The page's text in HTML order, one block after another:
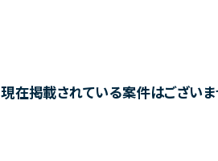
現在掲載されている案件はございま